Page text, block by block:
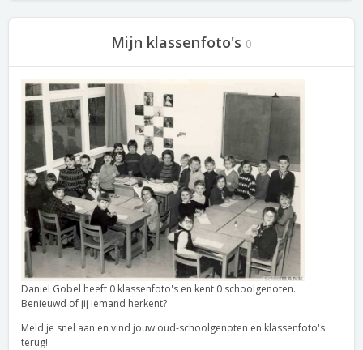
Mijn klassenfoto's 0
Daniel Gobel heeft 0 klassenfoto's en kent 0 schoolgenoten.
Benieuwd of jij iemand herkent?
Meld je snel aan en vind jouw oud-schoolgenoten en klassenfoto's
terug!